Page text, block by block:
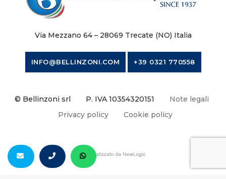
Via Mezzano 64 – 28069 Trecate (NO) Italia
INFO@BELLINZONI.COM +39 0321 770558
© Bellinzoni srl P. IVA 10354320151
Note legali
Privacy policy
Cookie policy